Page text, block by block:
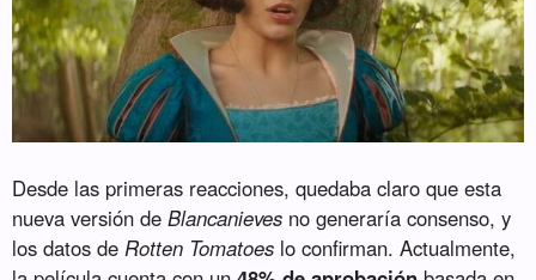
Desde las primeras reacciones, quedaba claro que esta
nueva versión deBlancanieves no generaría consenso, y
los datos de Rotten Tomatoes lo confirman. Actualmente,